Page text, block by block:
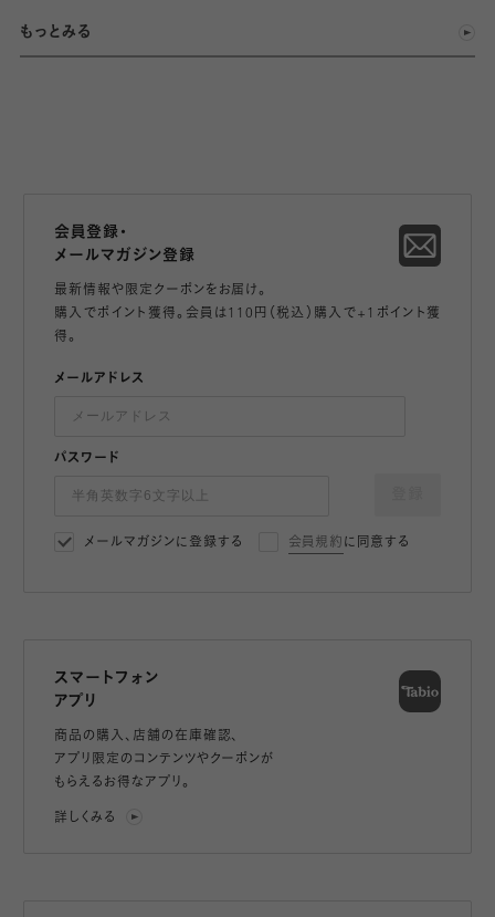
もっとみる
会員登録・
メールマガジン登録
最新情報や限定クーポンをお届け。
購入でポイント獲得。会員は110円（税込）購入で+1ポイント獲
得。
メールアドレス
パスワード
メールマガジンに登録する 会員規約 に同意する
スマートフォン
アプリ
商品の購入、店舗の在庫確認、
アプリ限定のコンテンツやクーポンが
もらえるお得なアプリ。
詳しくみる